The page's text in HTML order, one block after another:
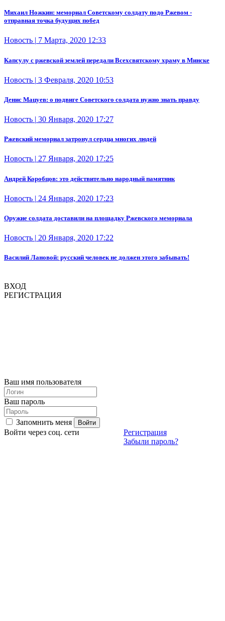
Михаил Ножкин: мемориал Советскому солдату подо Ржевом -
отправная точка будущих побед
Новость | 7 Марта, 2020 12:33
Капсулу с ржевской землей передали Всехсвятскому храму в Минске
Новость | 3 Февраля, 2020 10:53
Денис Мацуев: о подвиге Советского солдата нужно знать правду
Новость | 30 Января, 2020 17:27
Ржевский мемориал затронул сердца многих людей
Новость | 27 Января, 2020 17:25
Андрей Коробцов: это действительно народный памятник
Новость | 24 Января, 2020 17:23
Оружие солдата доставили на площадку Ржевского мемориала
Новость | 20 Января, 2020 17:22
Василий Лановой: русский человек не должен этого забывать!
ВХОД
РЕГИСТРАЦИЯ
Ваш имя пользователя
Ваш пароль
Запомнить меня
Регистрация
Забыли пароль?
Войти через соц. сети